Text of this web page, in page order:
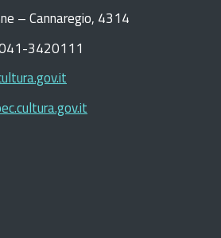
– Cannaregio, 4314
3420111